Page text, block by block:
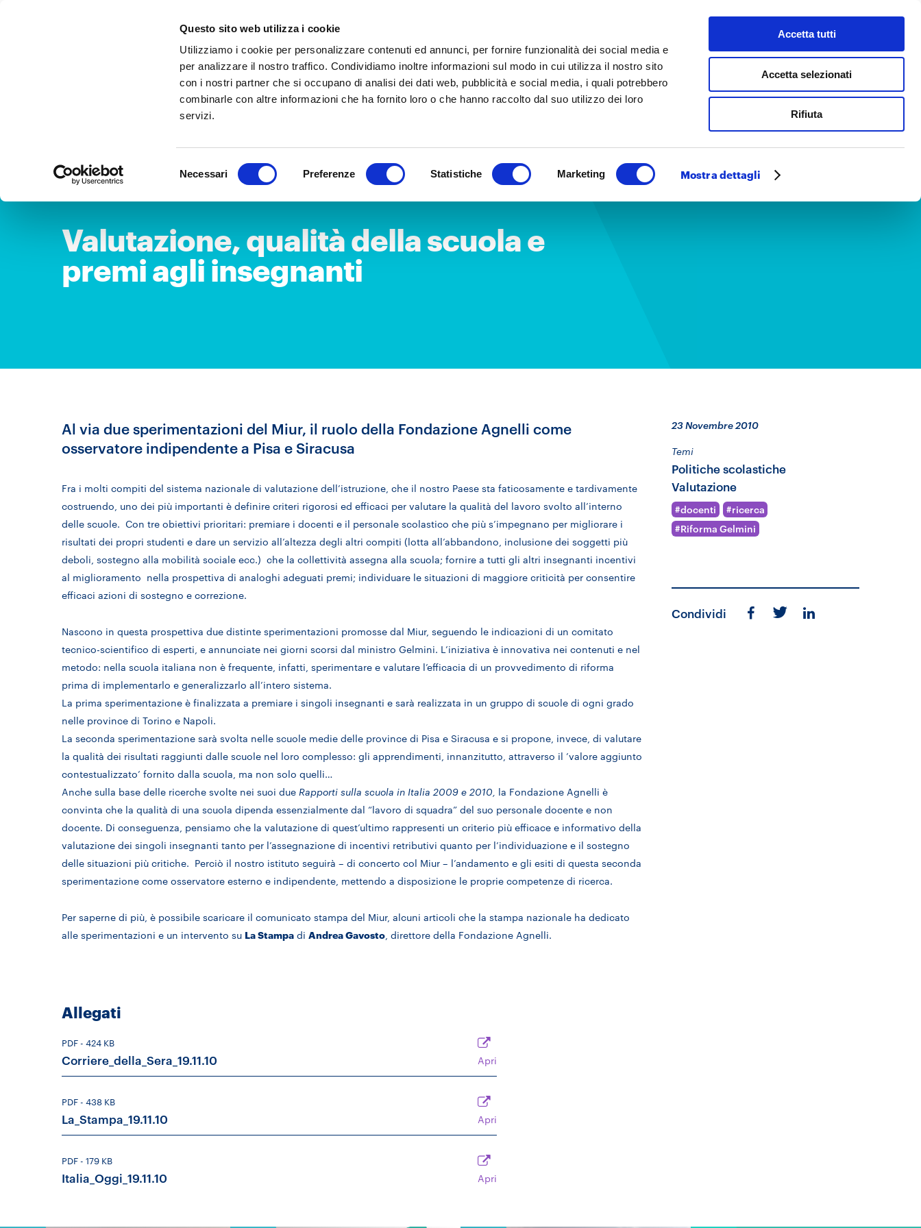
Questo sito web utilizza i cookie
Utilizziamo i cookie per personalizzare contenuti ed annunci, per fornire funzionalità dei social media e
per analizzare il nostro traffico. Condividiamo inoltre informazioni sul modo in cui utilizza il nostro sito
con i nostri partner che si occupano di analisi dei dati web, pubblicità e social media, i quali potrebbero
combinarle con altre informazioni che ha fornito loro o che hanno raccolto dal suo utilizzo dei loro
servizi.
Necessari Preferenze Statistiche Marketing Mostra dettagli
Accetta tutti
Accetta selezionati
Rifiuta
Valutazione, qualità della scuola e
premi agli insegnanti
Al via due sperimentazioni del Miur, il ruolo della Fondazione Agnelli come
osservatore indipendente a Pisa e Siracusa
Fra i molti compiti del sistema nazionale di valutazione dell’istruzione, che il nostro Paese sta faticosamente e tardivamente
costruendo, uno dei più importanti è definire criteri rigorosi ed efficaci per valutare la qualità del lavoro svolto all’interno
delle scuole. Con tre obiettivi prioritari: premiare i docenti e il personale scolastico che più s’impegnano per migliorare i
risultati dei propri studenti e dare un servizio all’altezza degli altri compiti (lotta all’abbandono, inclusione dei soggetti più
deboli, sostegno alla mobilità sociale ecc.) che la collettività assegna alla scuola; fornire a tutti gli altri insegnanti incentivi
al miglioramento nella prospettiva di analoghi adeguati premi; individuare le situazioni di maggiore criticità per consentire
efficaci azioni di sostegno e correzione.
Nascono in questa prospettiva due distinte sperimentazioni promosse dal Miur, seguendo le indicazioni di un comitato
tecnico-scientifico di esperti, e annunciate nei giorni scorsi dal ministro Gelmini. L’iniziativa è innovativa nei contenuti e nel
metodo: nella scuola italiana non è frequente, infatti, sperimentare e valutare l’efficacia di un provvedimento di riforma
prima di implementarlo e generalizzarlo all’intero sistema.
La prima sperimentazione è finalizzata a premiare i singoli insegnanti e sarà realizzata in un gruppo di scuole di ogni grado
nelle province di Torino e Napoli.
La seconda sperimentazione sarà svolta nelle scuole medie delle province di Pisa e Siracusa e si propone, invece, di valutare
la qualità dei risultati raggiunti dalle scuole nel loro complesso: gli apprendimenti, innanzitutto, attraverso il ’valore aggiunto
contestualizzato’ fornito dalla scuola, ma non solo quelli…
Anche sulla base delle ricerche svolte nei suoi due Rapporti sulla scuola in Italia 2009 e 2010, la Fondazione Agnelli è
convinta che la qualità di una scuola dipenda essenzialmente dal “lavoro di squadra” del suo personale docente e non
docente. Di conseguenza, pensiamo che la valutazione di quest’ultimo rappresenti un criterio più efficace e informativo della
valutazione dei singoli insegnanti tanto per l’assegnazione di incentivi retributivi quanto per l’individuazione e il sostegno
delle situazioni più critiche. Perciò il nostro istituto seguirà – di concerto col Miur – l’andamento e gli esiti di questa seconda
sperimentazione come osservatore esterno e indipendente, mettendo a disposizione le proprie competenze di ricerca.
Per saperne di più, è possibile scaricare il comunicato stampa del Miur, alcuni articoli che la stampa nazionale ha dedicato
alle sperimentazioni e un intervento su La Stampa di Andrea Gavosto , direttore della Fondazione Agnelli.
Allegati
PDF - 424 KB
Corriere_della_Sera_19.11.10 Apri
PDF - 438 KB
La_Stampa_19.11.10 Apri
PDF - 179 KB
Italia_Oggi_19.11.10 Apri
23 Novembre 2010
Temi
Politiche scolastiche
Valutazione
docenti
ricerca
Riforma Gelmini
Condividi